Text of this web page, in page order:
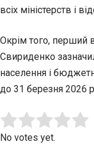
всіх міністерств і
Окрім того, перший
Свириденко
населення і
до 31 березня 2026
Rate this item:
No votes yet.